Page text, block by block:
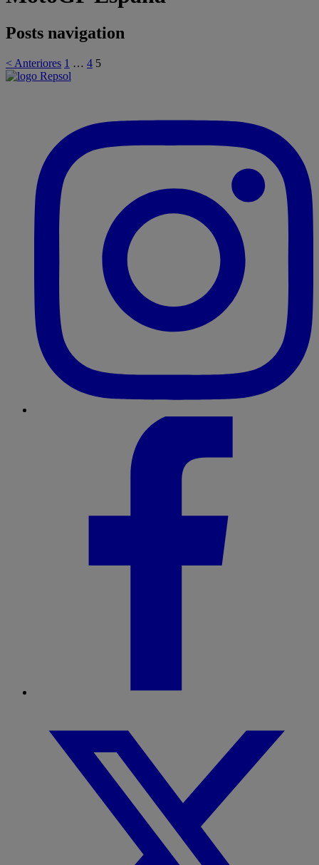
Posts navigation
< Anteriores 1 … 4 5